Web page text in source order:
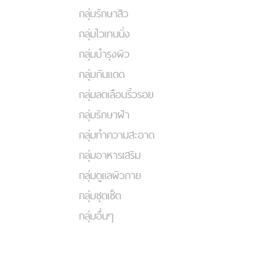
กลุ่มรักษาสิว
กลุ่มไวเทนนิ่ง
กลุ่มบำรุงผิว
กลุ่มกันแดด
กลุ่มลดเลือนริ้วรอย
กลุ่มรักษาฝ้า
กลุ่มทำความสะอาด
กลุ่มอาหารเสริม
กลุ่มดูแลผิวกาย
กลุ่มชุดเซ็ต
กลุ่มอื่นๆ